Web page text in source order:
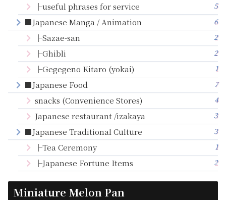
├useful phrases for service 5
■Japanese Manga / Animation 6
├Sazae-san 2
├Ghibli 2
├Gegegeno Kitaro (yokai) 1
■Japanese Food 7
snacks (Convenience Stores) 4
Japanese restaurant /izakaya 3
■Japanese Traditional Culture 3
├Tea Ceremony 1
├Japanese Fortune Items 2
Miniature Melon Pan